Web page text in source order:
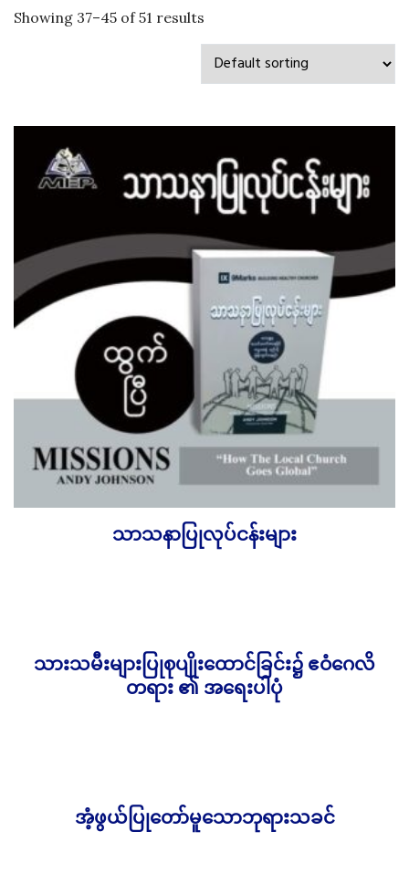
Showing 37–45 of 51 results
4,000.00Ks
သာသနာပြုလုပ်ငန်းများ
2,300.00Ks
သားသမီးများပြုစုပျိုးထောင်ခြင်း၌ ဧဝံဂေလိ
တရား ၏ အရေးပါပုံ
6,000.00Ks
အံ့ဖွယ်ပြုတော်မူသောဘုရားသခင်